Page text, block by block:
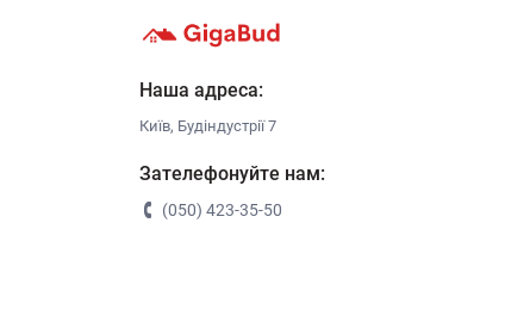
Наша адреса:
Київ, Будіндустрії 7
Зателефонуйте нам:
(050) 423-35-50